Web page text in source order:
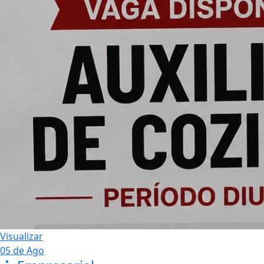
Empresarial
Quarta da Carne é no Proença
Supermercados!
Empresarial
Confira o Cardápio do dia do
Restaurante Bahamas.
Visualizar
Empresarial
Economize no abastecimento com